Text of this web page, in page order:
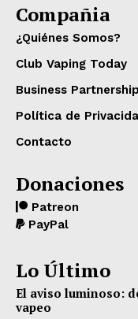
Compañia
¿Quiénes Somos?
Club Vaping Today
Business Partnership
Política de
Contacto
Donaciones
Patreon
PayPal
Lo Último
El aviso luminoso:
vapeo